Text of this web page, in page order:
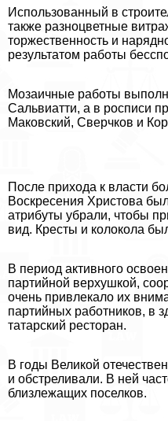
Использованный в
также разноцветные
торжественность и
результатом работы
Мозаичные работы
Сальвиатти, а в росписи
Маковский, Сверчков и
После прихода к власти
Воскресения Христова
атрибуты убрали, чтобы
вид. Кресты и колокола
В период активного
партийной верхушкой,
очень привлекало их
партийных работников, в
татарский ресторан.
В годы Великой
и обстреливали. В ней
близлежащих поселков.